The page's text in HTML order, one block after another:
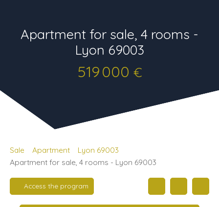
Apartment for sale, 4 rooms -
Lyon 69003
519 000 €
Sale Apartment
Lyon 69003
Apartment for sale, 4 rooms - Lyon 69003
Access the program